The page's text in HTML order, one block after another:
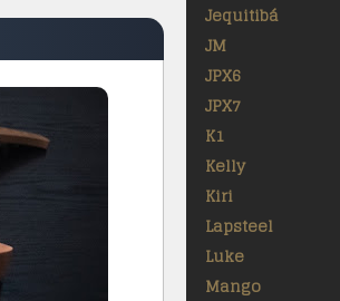
Jequitibá
JM
JPX6
JPX7
K1
Kelly
Kiri
Lapsteel
Luke
Mango